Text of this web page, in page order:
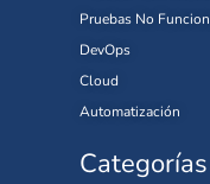
Pruebas No
DevOps
Cloud
Automatización